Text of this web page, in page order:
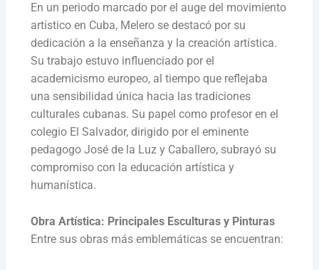
En un periodo marcado por el auge del movimiento
artístico en Cuba, Melero se destacó por su
dedicación a la enseñanza y la creación artística.
Su trabajo estuvo influenciado por el
academicismo europeo, al tiempo que reflejaba
una sensibilidad única hacia las tradiciones
culturales cubanas. Su papel como profesor en el
colegio El Salvador, dirigido por el eminente
pedagogo José de la Luz y Caballero, subrayó su
compromiso con la educación artística y
humanística.
Obra Artística: Principales Esculturas y Pinturas
Entre sus obras más emblemáticas se encuentran: